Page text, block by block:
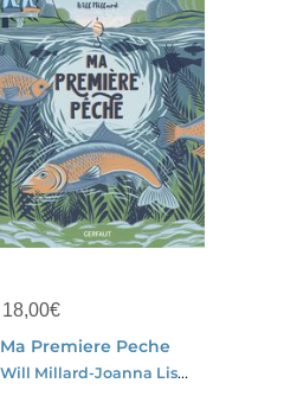
18,00€
Ma Premiere Peche
Will Millard-Joanna Lisowiec